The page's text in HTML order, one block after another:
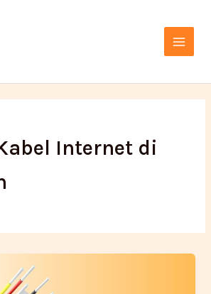
Menu
Internet di